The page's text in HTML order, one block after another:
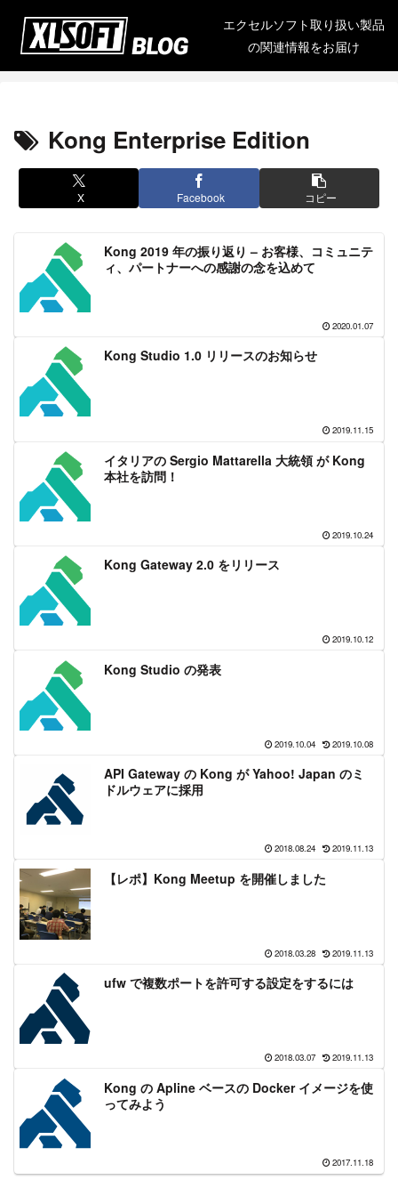
エクセルソフト取り扱い製品
の関連情報をお届け
Kong Enterprise Edition
X Facebook コピー
Kong 2019 年の振り返り – お客様、コミュニテ
ィ、パートナーへの感謝の念を込めて
2020.01.07
Kong Studio 1.0 リリースのお知らせ
2019.11.15
イタリアの Sergio Mattarella 大統領 が Kong
本社を訪問！
2019.10.24
Kong Gateway 2.0 をリリース
2019.10.12
Kong Studio の発表
2019.10.04 2019.10.08
API Gateway の Kong が Yahoo! Japan のミ
ドルウェアに採用
2018.08.24 2019.11.13
【レポ】Kong Meetup を開催しました
2018.03.28 2019.11.13
ufw で複数ポートを許可する設定をするには
2018.03.07 2019.11.13
Kong の Apline ベースの Docker イメージを使
ってみよう
2017.11.18